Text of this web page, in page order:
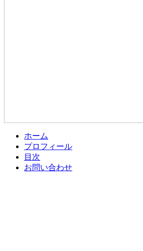
ホーム
プロフィール
目次
お問い合わせ